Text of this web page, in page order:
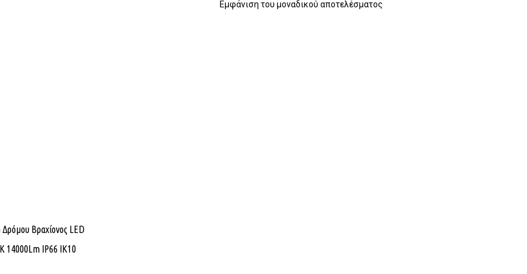
Εμφάνιση του μοναδικού αποτελέσματος
Βραχίονος LED
14000Lm IP66 ΙΚ10